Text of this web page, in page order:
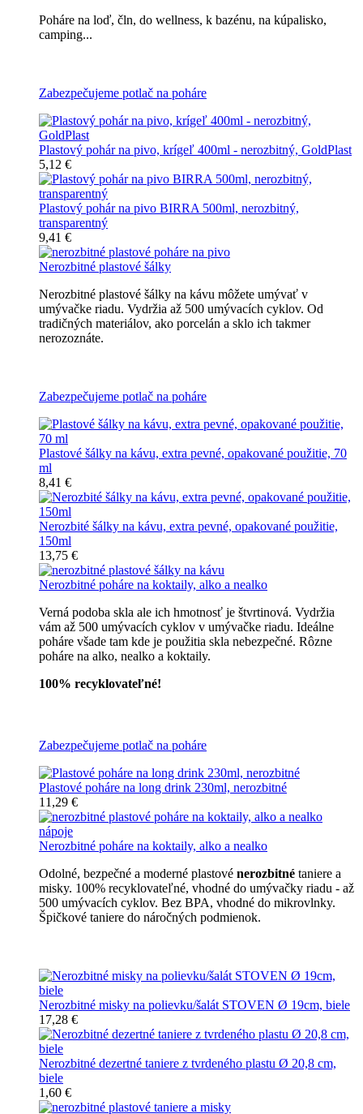
Poháre na loď, čln, do wellness, k bazénu, na kúpalisko,
camping...
Zabezpečujeme potlač na poháre
Plastový pohár na pivo, krígeľ 400ml - nerozbitný, GoldPlast
5,12 €
Plastový pohár na pivo BIRRA 500ml, nerozbitný,
transparentný
9,41 €
Nerozbitné plastové šálky
Nerozbitné plastové šálky na kávu môžete umývať v
umývačke riadu. Vydržia až 500 umývacích cyklov. Od
tradičných materiálov, ako porcelán a sklo ich takmer
nerozoznáte.
Zabezpečujeme potlač na poháre
Plastové šálky na kávu, extra pevné, opakované použitie, 70
ml
8,41 €
Nerozbité šálky na kávu, extra pevné, opakované použitie,
150ml
13,75 €
Nerozbitné poháre na koktaily, alko a nealko
Verná podoba skla ale ich hmotnosť je štvrtinová. Vydržia
vám až 500 umývacích cyklov v umývačke riadu. Ideálne
poháre všade tam kde je použitia skla nebezpečné. Rôzne
poháre na alko, nealko a koktaily.
100% recyklovateľné!
Zabezpečujeme potlač na poháre
Plastové poháre na long drink 230ml, nerozbitné
11,29 €
Nerozbitné poháre na koktaily, alko a nealko
Odolné, bezpečné a moderné plastové nerozbitné taniere a
misky. 100% recyklovateľné, vhodné do umývačky riadu - až
500 umývacích cyklov. Bez BPA, vhodné do mikrovlnky.
Špičkové taniere do náročných podmienok.
Nerozbitné misky na polievku/šalát STOVEN Ø 19cm, biele
17,28 €
Nerozbitné dezertné taniere z tvrdeného plastu Ø 20,8 cm,
biele
1,60 €